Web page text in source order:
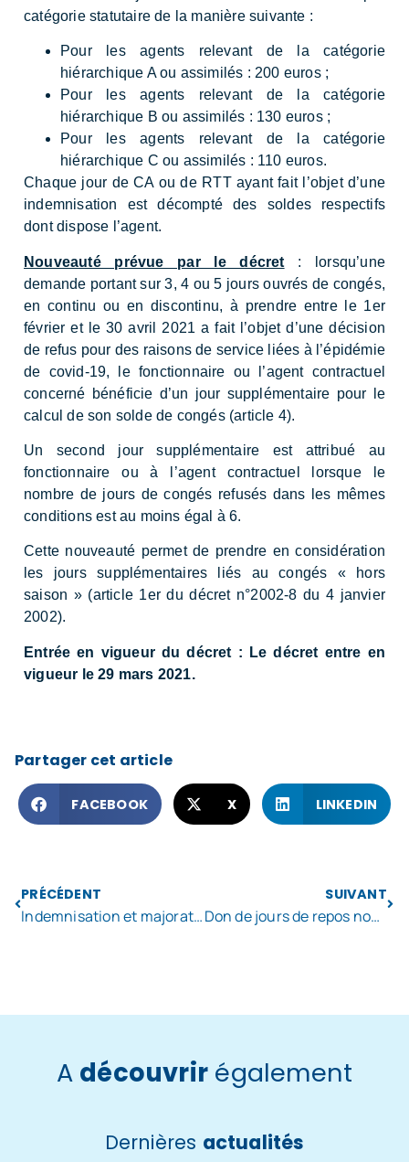
catégorie statutaire de la manière suivante :
Pour les agents relevant de la catégorie
hiérarchique A ou assimilés : 200 euros ;
Pour les agents relevant de la catégorie
hiérarchique B ou assimilés : 130 euros ;
Pour les agents relevant de la catégorie
hiérarchique C ou assimilés : 110 euros.
Chaque jour de CA ou de RTT ayant fait l’objet d’une
indemnisation est décompté des soldes respectifs
dont dispose l’agent.
Nouveauté prévue par le décret : lorsqu’une
demande portant sur 3, 4 ou 5 jours ouvrés de congés,
en continu ou en discontinu, à prendre entre le 1er
février et le 30 avril 2021 a fait l’objet d’une décision
de refus pour des raisons de service liées à l’épidémie
de covid-19, le fonctionnaire ou l’agent contractuel
concerné bénéficie d’un jour supplémentaire pour le
calcul de son solde de congés (article 4).
Un second jour supplémentaire est attribué au
fonctionnaire ou à l’agent contractuel lorsque le
nombre de jours de congés refusés dans les mêmes
conditions est au moins égal à 6.
Cette nouveauté permet de prendre en considération
les jours supplémentaires liés au congés « hors
saison » (article 1er du décret n°2002-8 du 4 janvier
2002).
Entrée en vigueur du décret : Le décret entre en
vigueur le 29 mars 2021.
Partager cet article
FACEBOOK X LINKEDIN
PRÉCÉDENT
Indemnisation et majoration exceptionnelle des heures supplémentaires
SUIVANT
Don de jours de repos non pris au bénéfice des parents d’enfants décédés
A découvrir également
Dernières actualités